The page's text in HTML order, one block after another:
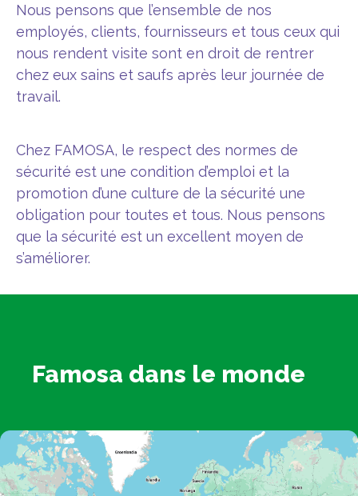
Nous pensons que l’ensemble de nos
employés, clients, fournisseurs et tous ceux qui
nous rendent visite sont en droit de rentrer
chez eux sains et saufs après leur journée de
travail.
Chez FAMOSA, le respect des normes de
sécurité est une condition d’emploi et la
promotion d’une culture de la sécurité une
obligation pour toutes et tous. Nous pensons
que la sécurité est un excellent moyen de
s’améliorer.
Famosa dans le monde